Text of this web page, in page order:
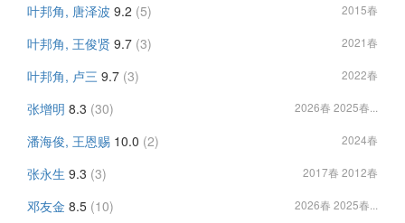
叶邦角, 唐泽波 9.2 (5) 2015春
叶邦角, 王俊贤 9.7 (3) 2021春
叶邦角, 卢三 9.7 (3) 2022春
张增明 8.3 (30) 2026春 2025春...
潘海俊, 王恩赐 10.0 (2) 2024春
张永生 9.3 (3) 2017春 2012春
邓友金 8.5 (10) 2026春 2025春...